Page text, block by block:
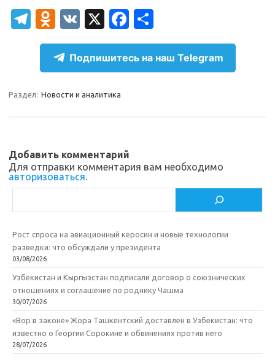
T
el
gr
a
O
d
n
o
kl
ik
i
V
K
X
Fa
c
e
b
т
п
р
ь
Подпишитесь на наш Telegram
Раздел: Новости и аналитика
Добавить комментарий
Для отправки комментария вам необходимо
авторизоваться.
Рост спроса на авиационный керосин и новые технологии
разведки: что обсуждали у президента
03/08/2026
Узбекистан и Кыргызстан подписали договор о союзнических
отношениях и соглашение по роднику Чашма
30/07/2026
«Вор в законе» Жора Ташкентский доставлен в Узбекистан: что
известно о Георгии Сорокине и обвинениях против него
28/07/2026